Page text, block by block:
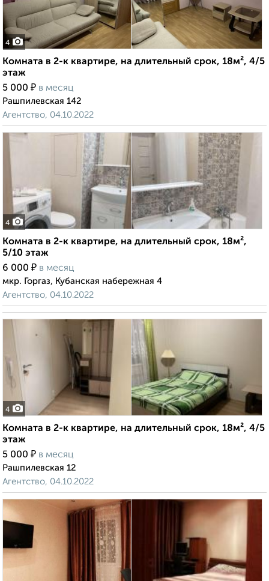
4
Комната в 2-к квартире, на длительный срок, 18м², 4/5
этаж
5 000 ₽ в месяц
Рашпилевская 142
Агентство, 04.10.2022
4
Комната в 2-к квартире, на длительный срок, 18м²,
5/10 этаж
6 000 ₽ в месяц
мкр. Горгаз, Кубанская набережная 4
Агентство, 04.10.2022
4
Комната в 2-к квартире, на длительный срок, 18м², 4/5
этаж
5 000 ₽ в месяц
Рашпилевская 12
Агентство, 04.10.2022